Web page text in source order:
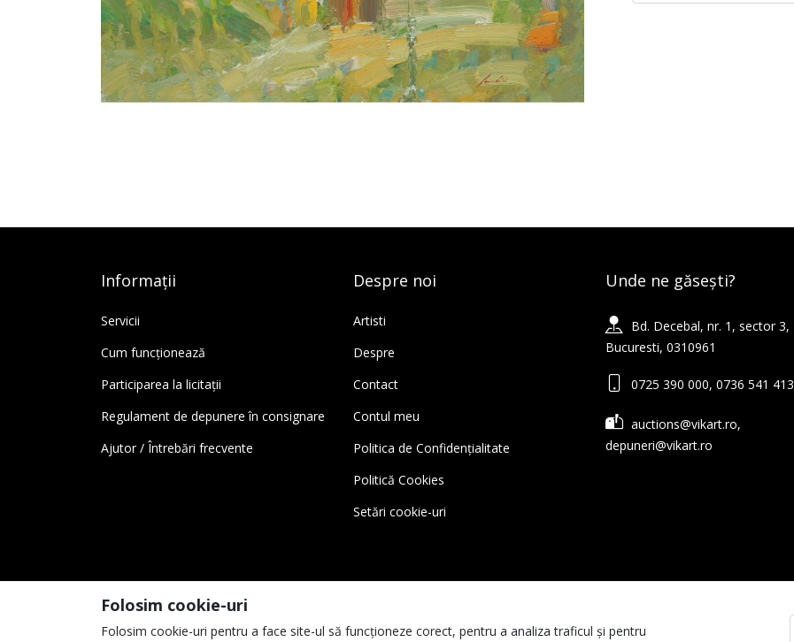
Informații
Servicii
Cum funcționează
Participarea la licitații
Regulament de depunere în consignare
Ajutor / Întrebări frecvente
Despre noi
Artisti
Despre
Contact
Contul meu
Politica de Confidențialitate
Politică Cookies
Setări cookie-uri
Unde ne găsești?
Bd. Decebal, nr. 1, sector 3,
Bucuresti, 0310961
0725 390 000, 0736 541 413
auctions@vikart.ro,
depuneri@vikart.ro
Folosim cookie-uri
Folosim cookie-uri pentru a face site-ul să funcționeze corect, pentru a analiza traficul și pentru